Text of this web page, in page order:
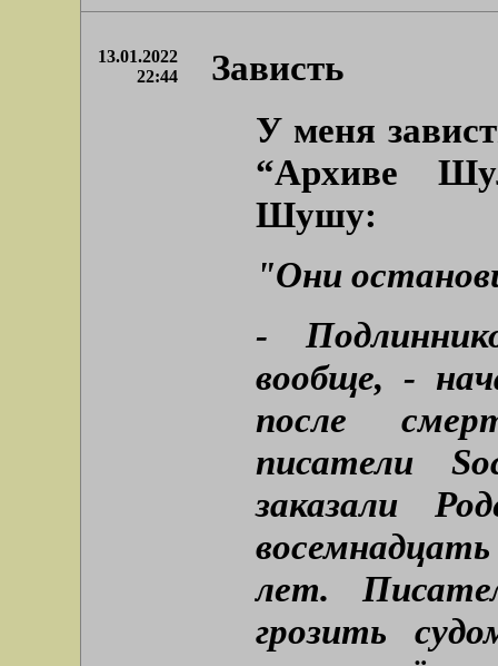
13.01.2022
22:44
Зависть
У меня
“Архиве
Шушу:
"Они
-
вообще, -
после
писатели
заказали
лет.
грозить